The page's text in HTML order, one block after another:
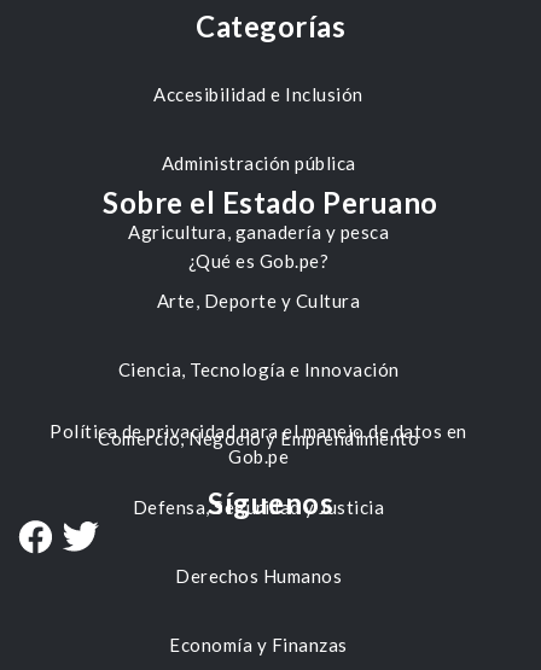
Categorías
Accesibilidad e Inclusión
Administración pública
Agricultura, ganadería y pesca
Arte, Deporte y Cultura
Ciencia, Tecnología e Innovación
Comercio, Negocio y Emprendimiento
Defensa, Seguridad y Justicia
Derechos Humanos
Economía y Finanzas
Sobre el Estado Peruano
¿Qué es Gob.pe?
Política de privacidad para el manejo de datos en
Gob.pe
Síguenos